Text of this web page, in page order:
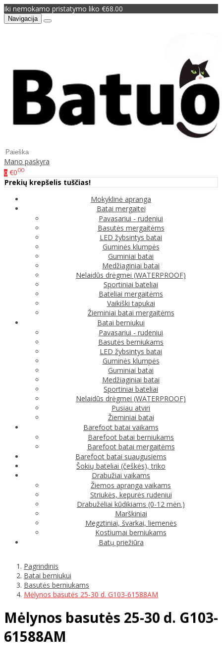
Iki nemokamo pristatymo liko €68.00
Navigacija
Mano paskyra
0 €000
Prekių krepšelis tuščias!
Mokyklinė apranga
Batai mergaitei
Pavasariui - rudeniui
Basutės mergaitėms
LED žybsintys batai
Guminės klumpės
Guminiai batai
Medžiaginiai batai
Nelaidūs drėgmei (WATERPROOF)
Sportiniai bateliai
Bateliai mergaitėms
Vaikiški tapukai
Žieminiai batai mergaitėms
Batai berniukui
Pavasariui - rudeniui
Basutės berniukams
LED žybsintys batai
Guminės klumpės
Guminiai batai
Medžiaginiai batai
Sportiniai bateliai
Nelaidūs drėgmei (WATERPROOF)
Pusiau atviri
Žieminiai batai
Barefoot batai vaikams
Barefoot batai berniukams
Barefoot batai mergaitėms
Barefoot batai suaugusiems
Šokių bateliai (češkės), triko
Drabužiai vaikams
Žiemos apranga vaikams
Striukės, kepurės rudeniui
Drabužėliai kūdikiams (0-12 mėn.)
Marškiniai
Megztiniai, švarkai, liemenės
Kostiumai berniukams
Batų priežiūra
Pagrindinis
Batai berniukui
Basutės berniukams
Mėlynos basutės 25-30 d. G103-61588AM
Mėlynos basutės 25-30 d. G103-
61588AM